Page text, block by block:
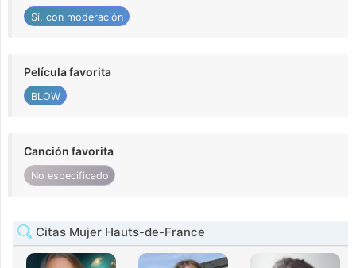
Sí, con moderación
Película favorita
BLOW
Canción favorita
No especificado
Citas Mujer Hauts-de-France